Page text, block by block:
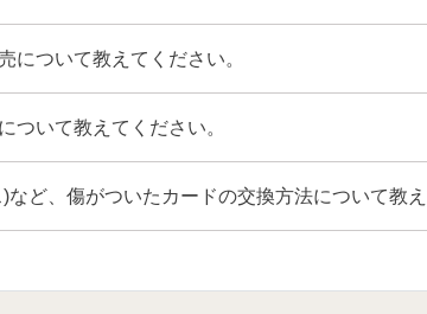
について教えてください。
ついて教えてください。
ど、傷がついたカードの交換方法について教え